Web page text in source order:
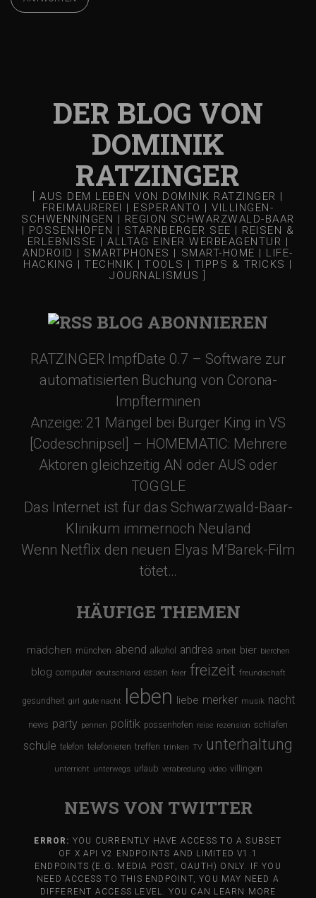
DER BLOG VON
DOMINIK
RATZINGER
[ AUS DEM LEBEN VON DOMINIK RATZINGER |
FREIMAUREREI | ESPERANTO | VILLINGEN-
SCHWENNINGEN | REGION SCHWARZWALD-BAAR
| POSSENHOFEN | STARNBERGER SEE | REISEN &
ERLEBNISSE | ALLTAG EINER WERBEAGENTUR |
ANDROID | SMARTPHONES | SMART-HOME | LIFE-
HACKING | TECHNIK | TOOLS | TIPPS & TRICKS |
JOURNALISMUS ]
BLOG ABONNIEREN
RATZINGER ImpfDate 0.7 – Software zur
automatisierten Buchung von Corona-
Impfterminen
Anzeige: 21 Mängel bei Burger King in VS
[Codeschnipsel] – HOMEMATIC: Mehrere
Aktoren gleichzeitig AN oder AUS oder
TOGGLE
Das Internet ist für das Schwarzwald-Baar-
Klinikum immernoch Neuland
Wenn Netflix den neuen Elyas M’Barek-Film
tötet…
HÄUFIGE THEMEN
mädchen münchen abend alkohol andrea arbeit bier bierchen
blog computer deutschland essen feier freizeit freundschaft
gesundheit girl gute nacht leben liebe merker musik nacht
news party pennen politik possenhofen reise rezension schlafen
schule telefon telefonieren treffen trinken TV unterhaltung
unterricht unterwegs urlaub verabredung video villingen
NEWS VON TWITTER
ERROR: YOU CURRENTLY HAVE ACCESS TO A SUBSET
OF X API V2 ENDPOINTS AND LIMITED V1.1
ENDPOINTS (E.G. MEDIA POST, OAUTH) ONLY. IF YOU
NEED ACCESS TO THIS ENDPOINT, YOU MAY NEED A
DIFFERENT ACCESS LEVEL. YOU CAN LEARN MORE